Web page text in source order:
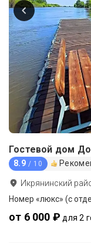
Гостевой дом
8.9 / 10
Икрянинский
Номер «люкс» (с
от 6 000 ₽ для 2